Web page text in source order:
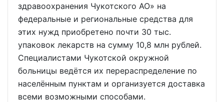
здравоохранения Чукотского АО» на
федеральные и региональные средства для
этих нужд приобретено почти 30 тыс.
упаковок лекарств на сумму 10,8 млн рублей.
Специалистами Чукотской окружной
больницы ведётся их перераспределение по
населённым пунктам и организуется доставка
всеми возможными способами.